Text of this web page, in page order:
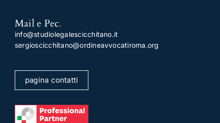
Mail e Pec.
info@studiolegalescicchitano.it
sergioscicchitano@ordineavvocatiroma.org
pagina contatti